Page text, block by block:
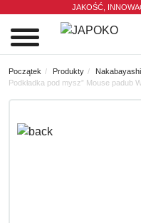
JAKOŚĆ,
Początek Produkty
Nakabayashi
Podkładka pod mysz” Mouse padub